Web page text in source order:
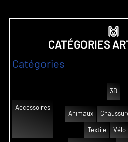
🙌
CATÉGORIES
Catégories
3D
Accessoires
Animaux
Textile Vélo